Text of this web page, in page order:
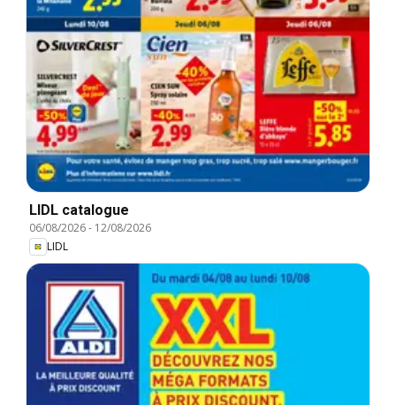
LIDL catalogue
06/08/2026- 12/08/2026
LIDL